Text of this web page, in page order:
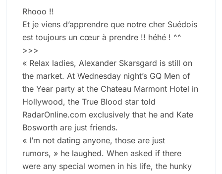
Rhooo !!
Et je viens d’apprendre que notre cher Suédois
est toujours un cœur à prendre !! héhé ! ^^
>>>
« Relax ladies, Alexander Skarsgard is still on
the market. At Wednesday night’s GQ Men of
the Year party at the Chateau Marmont Hotel in
Hollywood, the True Blood star told
RadarOnline.com exclusively that he and Kate
Bosworth are just friends.
« I’m not dating anyone, those are just
rumors, » he laughed. When asked if there
were any special women in his life, the hunky